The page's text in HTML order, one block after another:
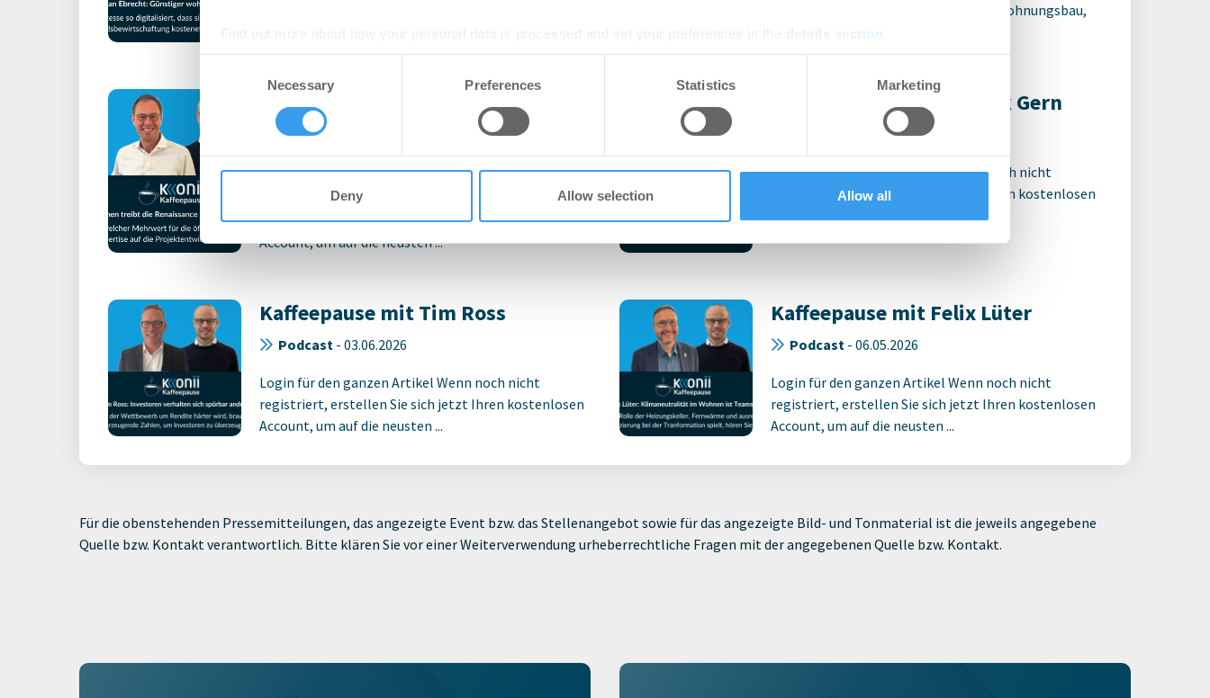
details section
We use cookies to personalise content and ads, to provide social media features and to analyse our traffic. We also share
other information that you’ve provided to them or that they’ve collected from your use of their services.
Selection
Necessary Preferences Statistics Marketing
Deny Allow selection Allow all
Frankfurts Planungsdezernent über Wohnungsbau,
Denkmalschutz und die grüne Stadt
Kaffeepause mit Dr. Thomas
Kallenbrunnen
Asset Management | Innovation-08.07.2026
Login für den ganzen Artikel Wenn noch nicht
registriert, erstellen Sie sich jetzt Ihren kostenlosen
Account, um auf die neusten ...
Kaffeepause mit Dominik Gern
17.06.2026
Login für den ganzen Artikel Wenn noch nicht
registriert, erstellen Sie sich jetzt Ihren kostenlosen
Kaffeepause mit Tim Ross
Podcast - 03.06.2026
Login für den ganzen Artikel Wenn noch nicht
registriert, erstellen Sie sich jetzt Ihren kostenlosen
Account, um auf die neusten ...
Kaffeepause mit Felix Lüter
Podcast - 06.05.2026
Login für den ganzen Artikel Wenn noch nicht
registriert, erstellen Sie sich jetzt Ihren kostenlosen
Account, um auf die neusten ...
Für die obenstehenden Pressemitteilungen, das angezeigte Event bzw. das Stellenangebot sowie für das angezeigte Bild- und Tonmaterial ist die jeweils angegebene
Quelle bzw. Kontakt verantwortlich. Bitte klären Sie vor einer Weiterverwendung urheberrechtliche Fragen mit der angegebenen Quelle bzw. Kontakt.